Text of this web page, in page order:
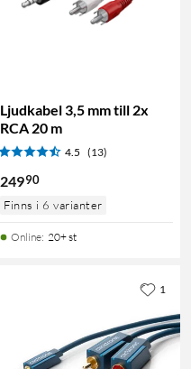
Ljudkabel 3,5 mm till 2x
RCA 20 m
4.5 (13)
24990
Finns i 6 varianter
Online: 20+ st
1